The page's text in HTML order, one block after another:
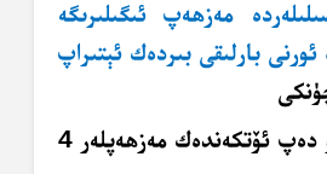
مەزھەپ ئىگىلىرىگە
بارلىقى بىردەك ئېتىراپ
1) باشتىمۇ دەپ ئۆتكەندەك مەزھەپلەر 4